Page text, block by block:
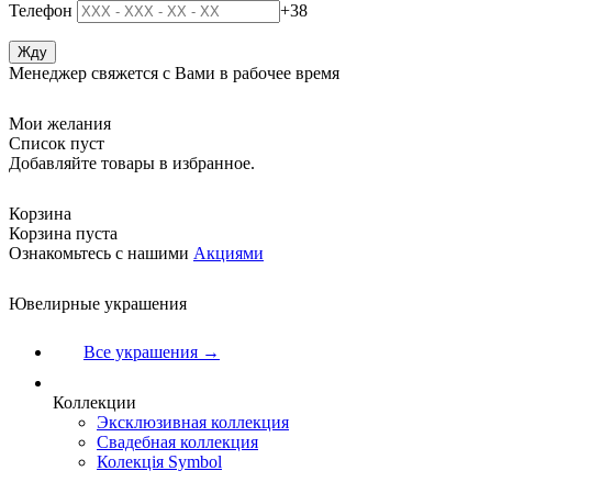
Телефон
+38
Менеджер свяжется с Вами в рабочее время
Мои желания
Список пуст
Добавляйте товары в избранное.
Корзина
Корзина пуста
Ознакомьтесь с нашими Акциями
Ювелирные украшения
Все украшения →
Коллекции
Эксклюзивная коллекция
Свадебная коллекция
Колекція Symbol